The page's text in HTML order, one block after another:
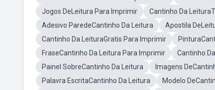
Jogos DeLeitura Para Imprimir
Cantinho Da
Adesivo ParedeCantinho Da Leitura
Apostila
Cantinho Da LeituraGratis Para Imprimir
FraseCantinho Da Leitura Para Imprimir
Cantinho
Painel SobreCantinho Da Leitura
Imagens
Palavra EscritaCantinho Da Leitura
Modelo